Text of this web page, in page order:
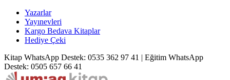
Yazarlar
Yayınevleri
Kargo Bedava Kitaplar
Hediye Çeki
Kitap WhatsApp Destek: 0535 362 97 41 | Eğitim WhatsApp
Destek: 0505 657 66 41